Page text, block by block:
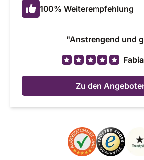
100% Weiterempfehlung
Anstrengend und
Zu den